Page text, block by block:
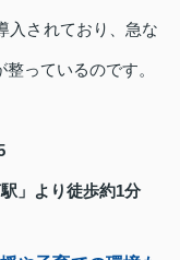
入されており、急な
っているのです。
」より徒歩約1分